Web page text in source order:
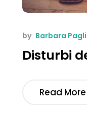
by Barbara
Disturbi
Read More